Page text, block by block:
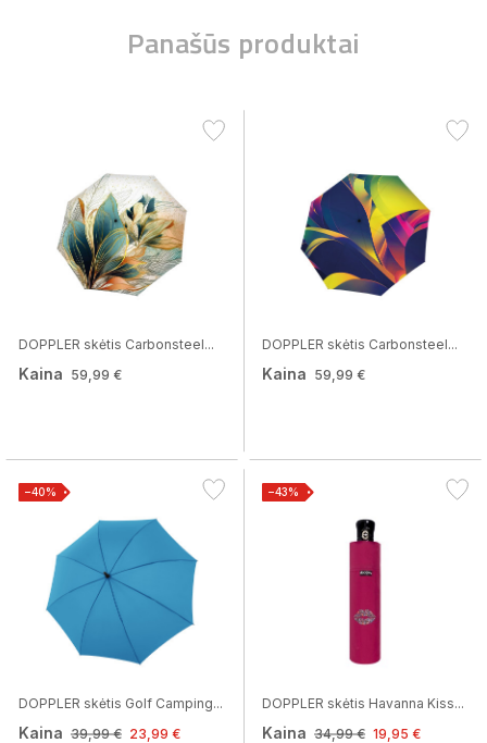
Panašūs produktai
DOPPLER skėtis Carbonsteel...
Kaina 59,99 €
DOPPLER skėtis Carbonsteel...
Kaina 59,99 €
−40%
DOPPLER skėtis Golf Camping...
Kaina 39,99 € 23,99 €
−43%
DOPPLER skėtis Havanna Kiss...
Kaina 34,99 € 19,95 €